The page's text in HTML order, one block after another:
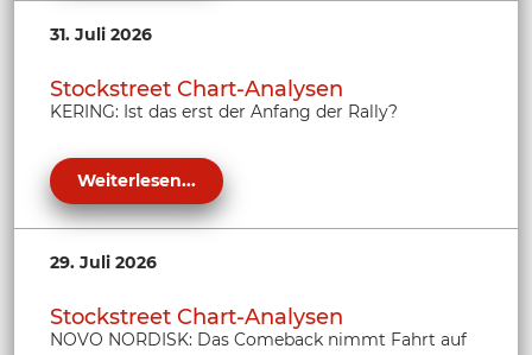
31. Juli 2026
Stockstreet Chart-Analysen
KERING: Ist das erst der Anfang der Rally?
Weiterlesen...
29. Juli 2026
Stockstreet Chart-Analysen
NOVO NORDISK: Das Comeback nimmt Fahrt auf